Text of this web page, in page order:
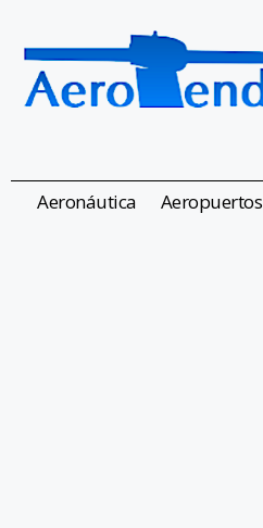
Aeronáutica Aeropuertos